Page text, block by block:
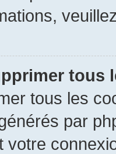
tous
tous les
par
votre